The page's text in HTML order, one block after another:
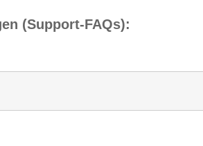
(Support-FAQs):